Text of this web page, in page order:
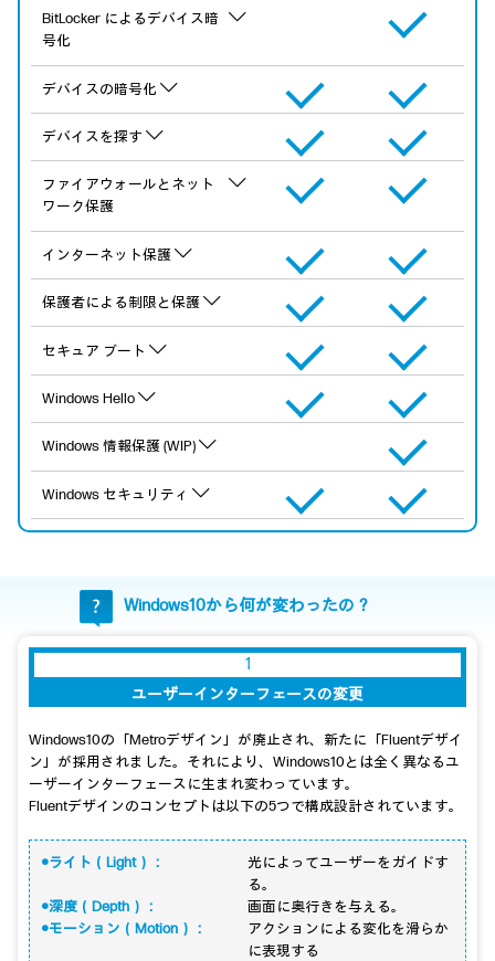
BitLocker によるデバイス暗
号化
デバイスの暗号化
デバイスを探す
ファイアウォールとネット
ワーク保護
インターネット保護
保護者による制限と保護
セキュア ブート
Windows Hello
Windows 情報保護 (WIP)
Windows セキュリティ
Windows10から何が変わったの？
1
ユーザーインターフェースの変更
Windows10の「Metroデザイン」が廃止され、新たに「Fluentデザイ
ン」が採用されました。それにより、Windows10とは全く異なるユ
ーザーインターフェースに生まれ変わっています。
Fluentデザインのコンセプトは以下の5つで構成設計されています。
●ライト（Light）：
光によってユーザーをガイドす
る。
●深度（Depth）：
画面に奥行きを与える。
●モーション（Motion）：
アクションによる変化を滑らか
に表現する